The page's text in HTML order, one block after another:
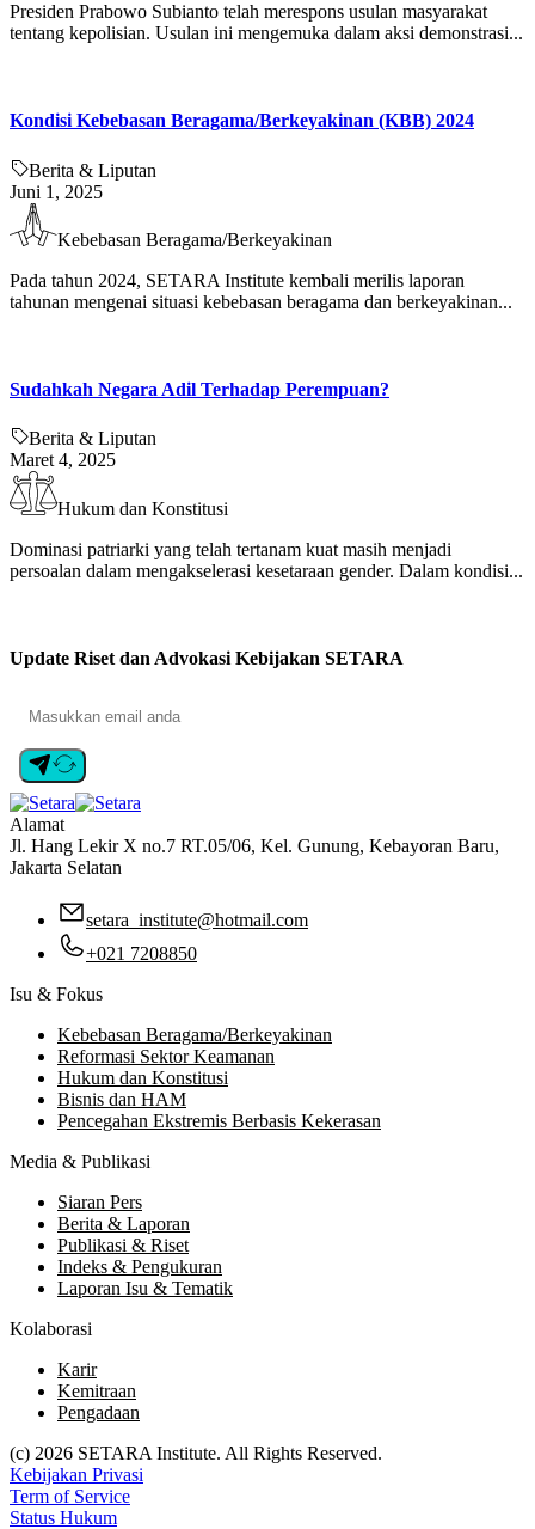
Presiden Prabowo Subianto telah merespons usulan masyarakat
tentang kepolisian. Usulan ini mengemuka dalam aksi demonstrasi...
Kondisi Kebebasan Beragama/Berkeyakinan (KBB) 2024
Berita & Liputan
Juni 1, 2025
Kebebasan Beragama/Berkeyakinan
Pada tahun 2024, SETARA Institute kembali merilis laporan
tahunan mengenai situasi kebebasan beragama dan berkeyakinan...
Sudahkah Negara Adil Terhadap Perempuan?
Berita & Liputan
Maret 4, 2025
Hukum dan Konstitusi
Dominasi patriarki yang telah tertanam kuat masih menjadi
persoalan dalam mengakselerasi kesetaraan gender. Dalam kondisi...
Update Riset dan Advokasi Kebijakan SETARA
Alamat
Jl. Hang Lekir X no.7 RT.05/06, Kel. Gunung, Kebayoran Baru,
Jakarta Selatan
setara_institute@hotmail.com
+021 7208850
Isu & Fokus
Kebebasan Beragama/Berkeyakinan
Reformasi Sektor Keamanan
Hukum dan Konstitusi
Bisnis dan HAM
Pencegahan Ekstremis Berbasis Kekerasan
Media & Publikasi
Siaran Pers
Berita & Laporan
Publikasi & Riset
Indeks & Pengukuran
Laporan Isu & Tematik
Kolaborasi
Karir
Kemitraan
Pengadaan
(c) 2026 SETARA Institute. All Rights Reserved.
Kebijakan Privasi
Term of Service
Status Hukum